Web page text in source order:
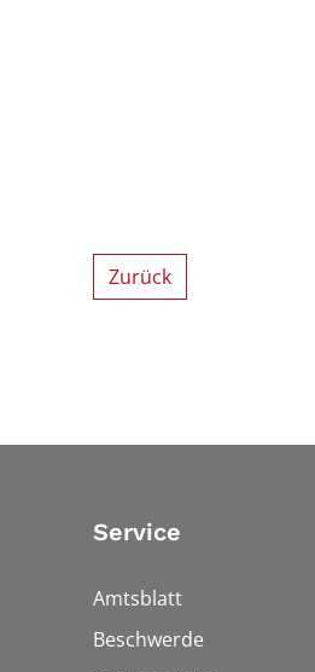
Zurück
Service
Amtsblatt
Beschwerde